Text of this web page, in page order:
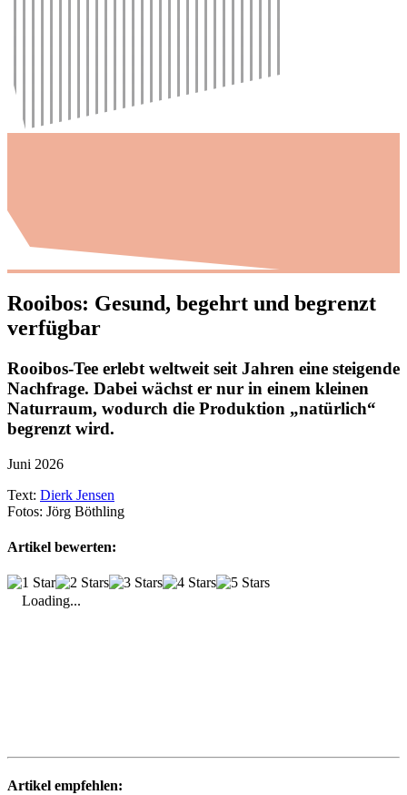
Rooibos: Gesund, begehrt und begrenzt
verfügbar
Rooibos-Tee erlebt welt­weit seit Jahren eine stei­gende
Nach­frage. Dabei wächst er nur in einem kleinen
Natur­raum, wodurch die Produk­tion „natür­lich“
begrenzt wird.
Juni 2026
Text: Dierk Jensen
Fotos: Jörg Böthling
Artikel bewerten:
Loading...
Artikel empfehlen: